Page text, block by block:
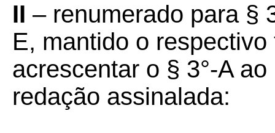
II – renumerado para §
E, mantido o
acrescentar o § 3°-A
redação assinalada: